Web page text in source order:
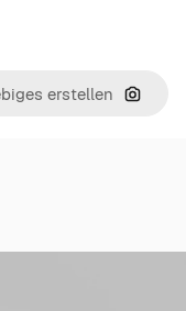
Nach